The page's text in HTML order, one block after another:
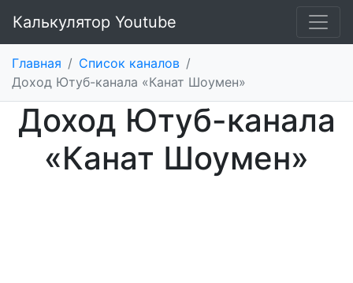
Калькулятор Youtube
Главная / Список каналов /
Доход Ютуб-канала «Канат Шоумен»
Доход Ютуб-канала
«Канат Шоумен»